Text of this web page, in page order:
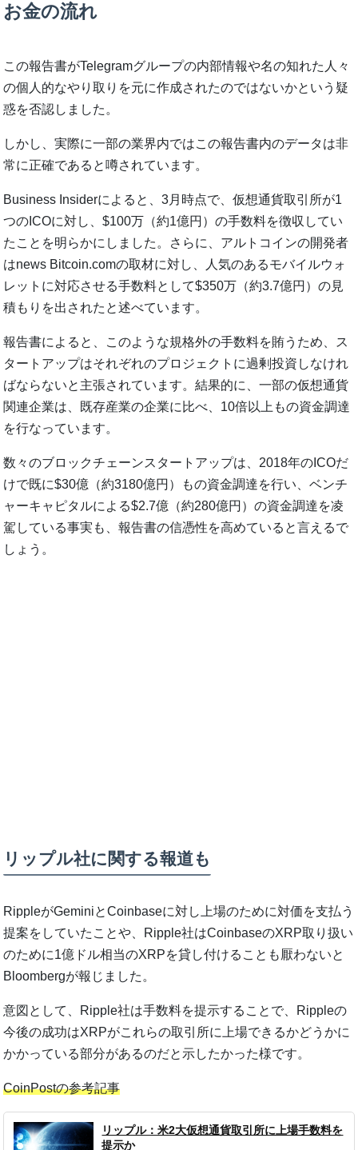
お金の流れ
この報告書がTelegramグループの内部情報や名の知れた人々
の個人的なやり取りを元に作成されたのではないかという疑
惑を否認しました。
しかし、実際に一部の業界内ではこの報告書内のデータは非
常に正確であると噂されています。
Business Insiderによると、3月時点で、仮想通貨取引所が1
つのICOに対し、$100万（約1億円）の手数料を徴収してい
たことを明らかにしました。さらに、アルトコインの開発者
はnews Bitcoin.comの取材に対し、人気のあるモバイルウォ
レットに対応させる手数料として$350万（約3.7億円）の見
積もりを出されたと述べています。
報告書によると、このような規格外の手数料を賄うため、ス
タートアップはそれぞれのプロジェクトに過剰投資しなけれ
ばならないと主張されています。結果的に、一部の仮想通貨
関連企業は、既存産業の企業に比べ、10倍以上もの資金調達
を行なっています。
数々のブロックチェーンスタートアップは、2018年のICOだ
けで既に$30億（約3180億円）もの資金調達を行い、ベンチ
ャーキャピタルによる$2.7億（約280億円）の資金調達を凌
駕している事実も、報告書の信憑性を高めていると言えるで
しょう。
リップル社に関する報道も
RippleがGeminiとCoinbaseに対し上場のために対価を支払う
提案をしていたことや、Ripple社はCoinbaseのXRP取り扱い
のために1億ドル相当のXRPを貸し付けることも厭わないと
Bloombergが報じました。
意図として、Ripple社は手数料を提示することで、Rippleの
今後の成功はXRPがこれらの取引所に上場できるかどうかに
かかっている部分があるのだと示したかった様です。
CoinPostの参考記事
リップル：米2大仮想通貨取引所に上場手数料を
提示か